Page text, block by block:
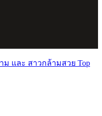
ม และ สาวกล้ามสวย Top